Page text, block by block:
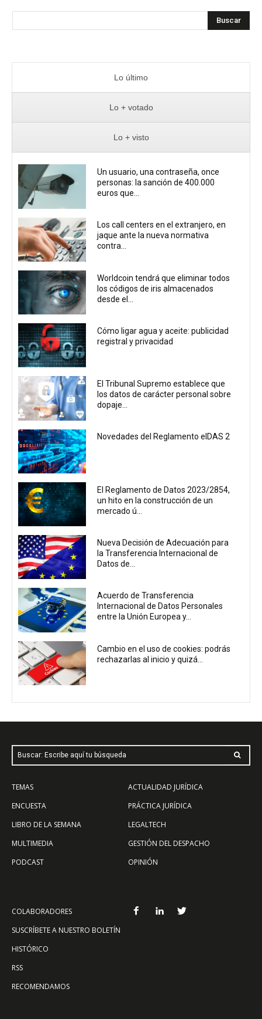
Buscar
Lo último
Lo + votado
Lo + visto
Un usuario, una contraseña, once
personas: la sanción de 400.000
euros que...
Los call centers en el extranjero, en
jaque ante la nueva normativa
contra...
Worldcoin tendrá que eliminar todos
los códigos de iris almacenados
desde el...
Cómo ligar agua y aceite: publicidad
registral y privacidad
El Tribunal Supremo establece que
los datos de carácter personal sobre
dopaje...
Novedades del Reglamento eIDAS 2
El Reglamento de Datos 2023/2854,
un hito en la construcción de un
mercado ú...
Nueva Decisión de Adecuación para
la Transferencia Internacional de
Datos de...
Acuerdo de Transferencia
Internacional de Datos Personales
entre la Unión Europea y...
Cambio en el uso de cookies: podrás
rechazarlas al inicio y quizá...
Buscar: Escribe aquí tu búsqueda
TEMAS
ENCUESTA
LIBRO DE LA SEMANA
MULTIMEDIA
PODCAST
ACTUALIDAD JURÍDICA
PRÁCTICA JURÍDICA
LEGALTECH
GESTIÓN DEL DESPACHO
OPINIÓN
COLABORADORES
SUSCRÍBETE A NUESTRO BOLETÍN
HISTÓRICO
RSS
RECOMENDAMOS